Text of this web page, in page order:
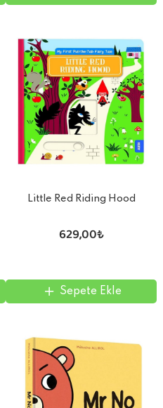
Little Red Riding Hood
629,00₺
Sepete Ekle